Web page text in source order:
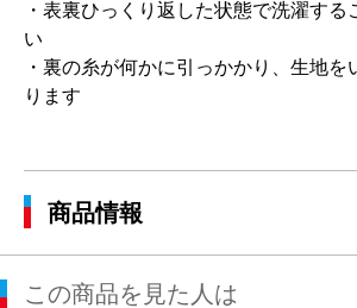
・表裏ひっくり返した状態で洗濯する
い
・裏の糸が何かに引っかかり、生地を
ります
商品情報
この商品を見た人は